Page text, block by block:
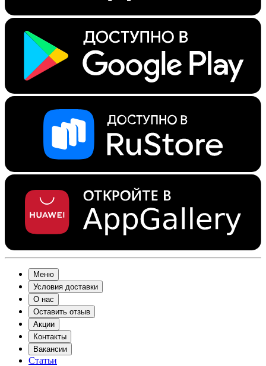
Меню
Условия доставки
О нас
Оставить отзыв
Акции
Контакты
Вакансии
Статьи